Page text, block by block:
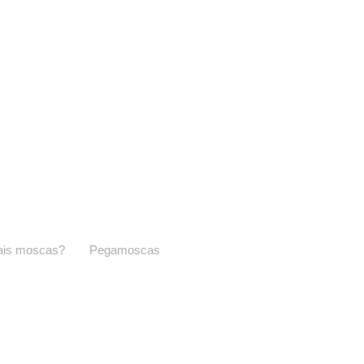
moscas? Pegamoscas